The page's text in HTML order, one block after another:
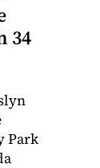
34
Park